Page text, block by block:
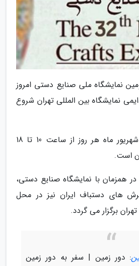
نمایشگاه ملی صنایع دستی امروز
نمایشگاه بین المللی تهران شروع
این نمایشگاه تا 9 شهریور ماه هر روز از ساعت 10 تا 18
است.
همزمان با نمایشگاه صنایع دستی،
های دستباف ایران نیز در محل
برگزار می گردد.
: دور زمین | سفر به دور زمین